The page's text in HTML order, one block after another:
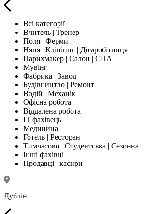
Всі категорії
Вчитель | Тренер
Поля | Ферми
Няня | Клініннг | Домробітниця
Парихмакер | Салон | СПА
Мувінг
Фабрика | Завод
Будівництво | Ремонт
Водій | Механік
Офісна робота
Віддалена робота
IT фахівець
Медицина
Готель | Ресторан
Тимчасово | Студентська | Сезонна
Інші фахівці
Продавці | касири
Дублін